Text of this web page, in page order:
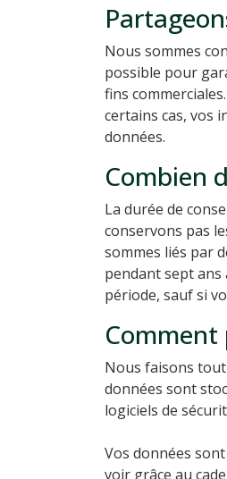
Nous sommes
possible pour
fins
certains cas, vos
données.
Combien
La durée de
conservons pas
sommes liés par
pendant sept
période, sauf si
Comment
Nous faisons
données sont
logiciels de
Vos données
voir grâce au